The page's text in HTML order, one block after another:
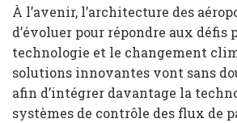
À l’avenir, l’architecture des
d’évoluer pour répondre aux défis
technologie et le changement
solutions innovantes vont sans
afin d’intégrer davantage la
systèmes de contrôle des flux de